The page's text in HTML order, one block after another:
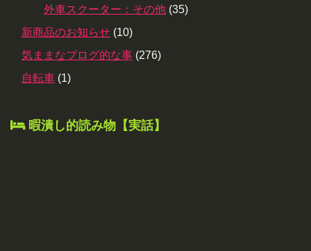
外車スクーター：その他 (35)
新商品のお知らせ (10)
気ままなブログ的な事 (276)
自転車 (1)
暇潰し的読み物【実話】